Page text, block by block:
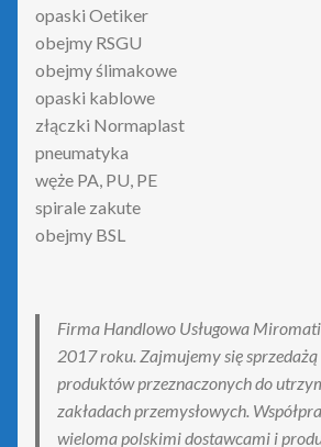
opaski Oetiker
obejmy RSGU
obejmy ślimakowe
opaski kablowe
złączki Normaplast
pneumatyka
węże PA, PU, PE
spirale zakute
obejmy BSL
Firma Handlowo Usługowa
2017 roku. Zajmujemy się
produktów przeznaczonych do
zakładach przemysłowych.
wieloma polskimi dostawcami i